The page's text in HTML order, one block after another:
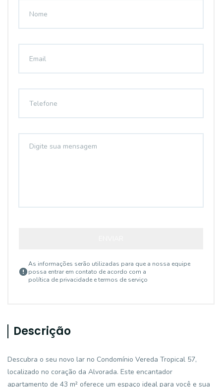
As informações serão utilizadas para que a nossa equipe
possa entrar em contato de acordo com a
política de privacidade e termos de serviço
Descrição
Descubra o seu novo lar no Condomínio Vereda Tropical 57,
localizado no coração da Alvorada. Este encantador
apartamento de 43 m² oferece um espaço ideal para você e sua